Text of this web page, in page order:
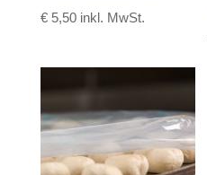
€5,50 inkl. MwSt.